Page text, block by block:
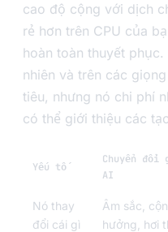
cao độ cộng với dịch
rẻ hơn trên CPU của
hoàn toàn thuyết
nhiên và trên các
tiêu, nhưng nó chi phí
có thể giới thiệu các
Yếu tố
Chuyển đổi
AI
Nó thay
đổi cái gì
Âm sắc,
hưởng, hơi